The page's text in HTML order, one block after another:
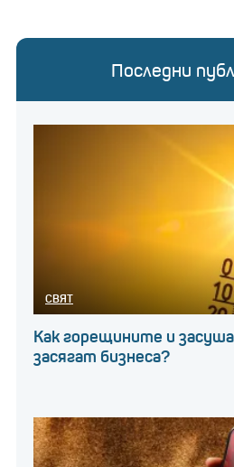
Последни
СВЯТ
Как горещините и
засягат бизнеса?